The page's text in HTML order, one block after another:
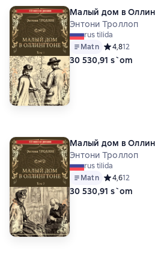
Малый дом в
Энтони Троллоп
rus tilida
Matn Средний
4,812
30 530,91 s`om
Малый дом в
Энтони Троллоп
rus tilida
Matn Средний
4,612
30 530,91 s`om